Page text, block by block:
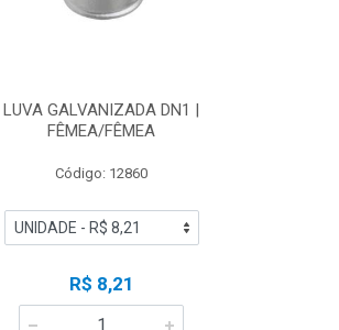
LUVA GALVANIZADA DN1 |
FÊMEA/FÊMEA
Código: 12860
R$ 8,21